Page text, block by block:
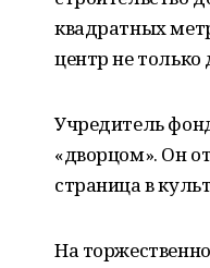
квадратных
центр не только
Учредитель
«дворцом». Он
страница в
На